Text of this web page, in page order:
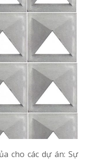
cho các dự án: Sự